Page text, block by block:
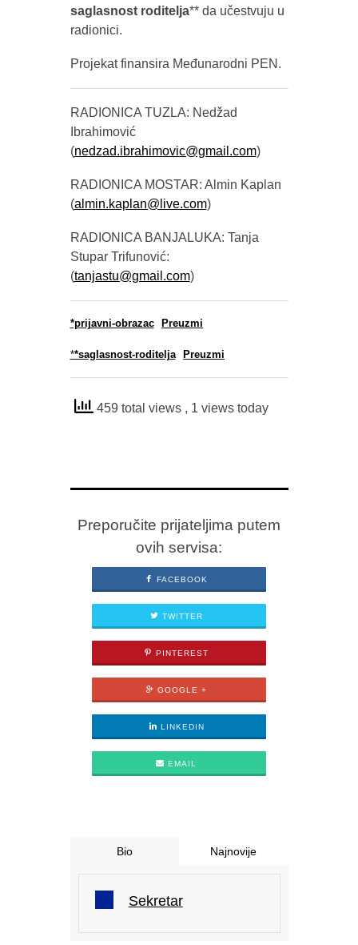
saglasnost roditelja** da učestvuju u
radionici.
Projekat finansira Međunarodni PEN.
RADIONICA TUZLA: Nedžad
Ibrahimović
(nedzad.ibrahimovic@gmail.com)
RADIONICA MOSTAR: Almin Kaplan
(almin.kaplan@live.com)
RADIONICA BANJALUKA: Tanja
Stupar Trifunović:
(tanjastu@gmail.com)
*prijavni-obrazac Preuzmi
**saglasnost-roditelja Preuzmi
459 total views , 1 views today
Preporučite prijateljima putem
ovih servisa:
FACEBOOK
TWITTER
PINTEREST
GOOGLE +
LINKEDIN
EMAIL
Bio Najnovije
Sekretar